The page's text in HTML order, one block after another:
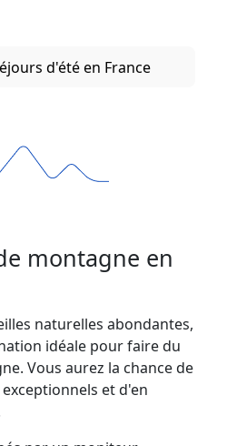
d'été en France
montagne en
naturelles abondantes,
idéale pour faire du
Vous aurez la chance de
et d'en